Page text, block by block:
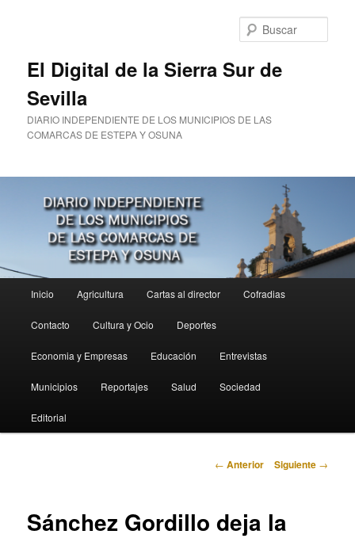
El Digital de la Sierra Sur de
Sevilla
DIARIO INDEPENDIENTE DE LOS MUNICIPIOS DE LAS
COMARCAS DE ESTEPA Y OSUNA
principal
Inicio Agricultura Cartas al director Cofradias
Contacto Cultura y Ocio Deportes
Economia y Empresas Educación Entrevistas
Municipios Reportajes Salud Sociedad
Editorial
Navegación
← Anterior Siguiente →
Sánchez Gordillo deja la